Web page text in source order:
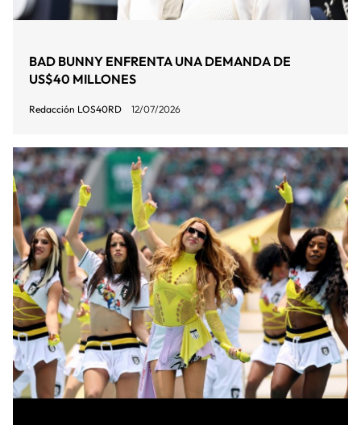
BAD BUNNY ENFRENTA UNA DEMANDA DE
US$40 MILLONES
Redacción LOS40RD 12/07/2026